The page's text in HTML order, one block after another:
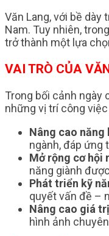
Văn Lang, với bề
Nam. Tuy nhiên,
trở thành một lựa
VAI TRÒ CỦA
Trong bối cảnh ngày
những vị trí công
Nâng cao năng
ngành, đáp ứng
Mở rộng cơ hội
năng giành
Phát triển kỹ
quyết vấn đề –
Nâng cao giá
hình ảnh